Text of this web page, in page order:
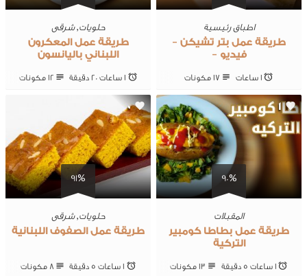
اطباق رئيسية
طريقة عمل بتر تشيكن –
فيديو –
1 ساعات 17 ‎مكونات
حلويات,شرقى
طريقة عمل المعكرون
اللبناني باليانسون
1 ساعات 20 ‎دقيقة 12 ‎مكونات
90%
1
المقبلات
طريقة عمل بطاطا كومبير
التركية
1 ساعات 5 ‎دقيقة 13 ‎مكونات
91%
0
حلويات,شرقى
طريقة عمل الصفوف اللبنانية
1 ساعات 5 ‎دقيقة 8 ‎مكونات